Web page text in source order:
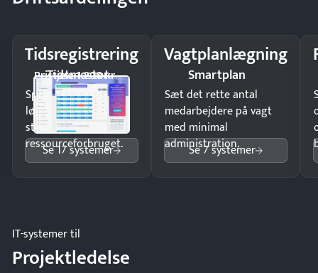
Tidsregistrering
Tidsmester
Pristjek: 1.200 kr
Spar tid på
lønberegning og få
styr på
ressourceforbruget.
Se 17 systemer
Vagtplanlægning
Smartplan
Sæt det rette antal
medarbejdere på vagt
med minimal
administration.
Se 7 systemer
IT-systemer til
Projektledelse